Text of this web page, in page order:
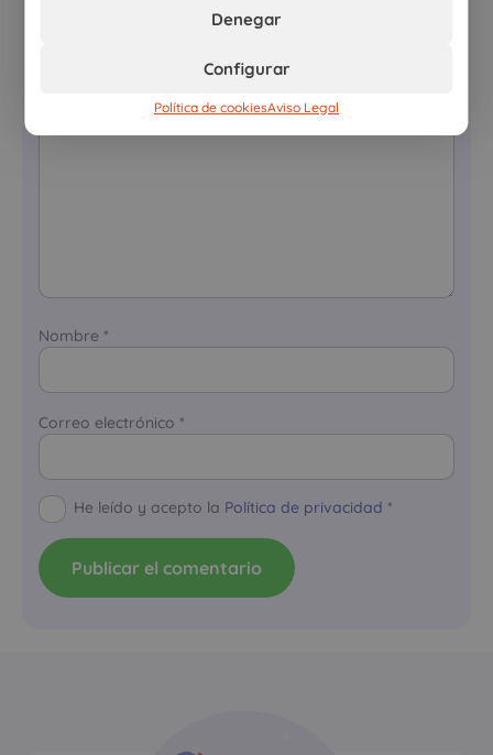
Denegar
Configurar
Política de cookiesAviso Legal
Los campos obligatorios están marcados con
Nombre *
Correo electrónico *
He leído y acepto la Política de privacidad *